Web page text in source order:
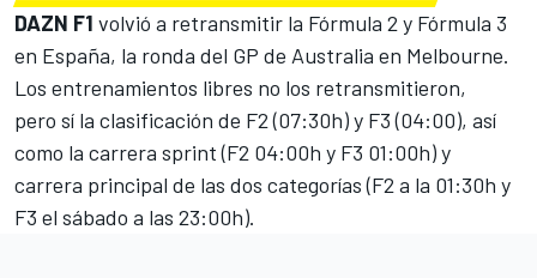
DAZN F1 volvió a retransmitir la Fórmula 2 y Fórmula 3
en España, la ronda del GP de Australia en Melbourne.
Los entrenamientos libres no los retransmitieron,
pero sí la clasificación de F2 (07:30h) y F3 (04:00), así
como la carrera sprint (F2 04:00h y F3 01:00h) y
carrera principal de las dos categorías (F2 a la 01:30h y
F3 el sábado a las 23:00h).